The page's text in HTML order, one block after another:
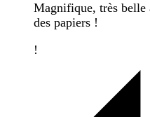
Magnifique, très belle
des papiers !
!